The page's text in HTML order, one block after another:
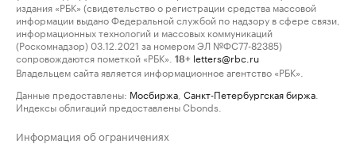
издания «РБК» (свидетельство о регистрации средства массовой
информации выдано Федеральной службой по надзору в сфере связи,
информационных технологий и массовых коммуникаций
(Роскомнадзор) 03.12.2021 за номером ЭЛ №ФС77-82385)
сопровождаются пометкой «РБК».
18+ letters@rbc.ru
Владельцем сайта является информационное агентство «РБК».
Данные предоставлены: Мосбиржа Санкт-Петербургская биржа
Индексы облигаций предоставлены Cbonds.
Информация об ограничениях